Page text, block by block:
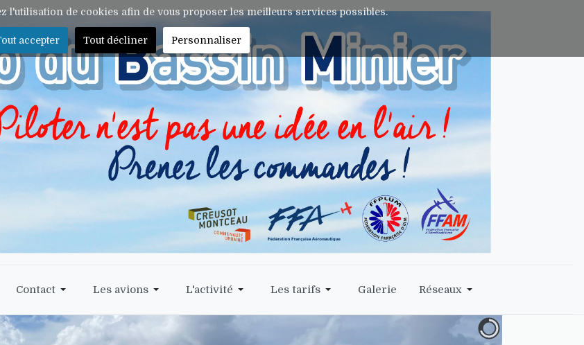
Contact Les avions L'activité Les tarifs Galerie Réseaux
l'utilisation de cookies afin de vous proposer les meilleurs services possibles.
accepter Tout décliner Personnaliser